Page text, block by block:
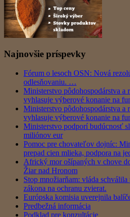
Najnovšie príspevky
Fórum o lesoch OSN: Nová
odlesňovaniu. …
Ministerstvo pôdohospodárstva a
vyhlasuje výberové konanie na
Ministerstvo pôdohospodárstva a
vyhlasuje výberové konanie na
Ministerstvo podporí budúcnosť
miliónov eur
Pomoc pre chovateľov dojníc:
prepad cien mlieka, podpora na
Africký mor ošípaných v chove
Žiar nad Hronom
Stop množiarňam: vláda
zákona na ochranu zvierat.
Európska komisia uverejnila
Predbežná informácia
Podklad pre konzultácie